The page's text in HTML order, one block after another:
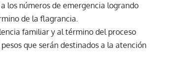
los números de emergencia logrando
de la flagrancia.
familiar y al término del proceso
que serán destinados a la atención